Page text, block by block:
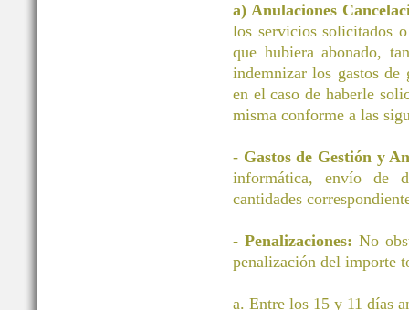
a) Anulaciones
los servicios solicitados
que hubiera abonado,
indemnizar los gastos
en el caso de haberle
misma conforme a las
- Gastos de Gestión y
informática, envío de
cantidades
- Penalizaciones: No
penalización del importe
a. Entre los 15 y 11 días